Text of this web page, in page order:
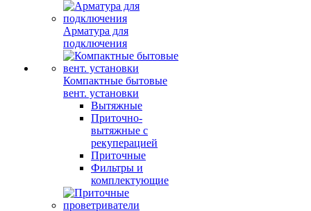
Арматура для
подключения
Компактные бытовые
вент. установки
Вытяжные
Приточно-
вытяжные с
рекуперацией
Приточные
Фильтры и
комплектующие